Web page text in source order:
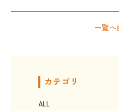
一覧へ
カテゴリ
ALL